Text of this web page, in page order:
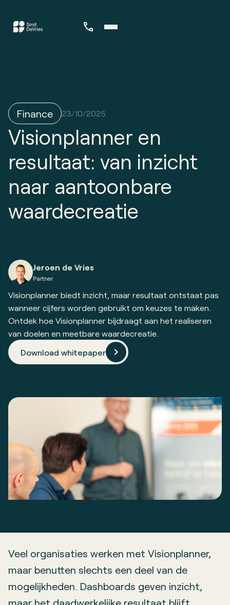
Finance 23/10/2025
Visionplanner en
resultaat: van inzicht
naar aantoonbare
waardecreatie
Jeroen de Vries
Partner
Visionplanner biedt inzicht, maar resultaat ontstaat pas
wanneer cijfers worden gebruikt om keuzes te maken.
Ontdek hoe Visionplanner bijdraagt aan het realiseren
van doelen en meetbare waardecreatie.
Download whitepaper
Veel organisaties werken met Visionplanner,
maar benutten slechts een deel van de
mogelijkheden. Dashboards geven inzicht,
maar het daadwerkelijke resultaat blijft